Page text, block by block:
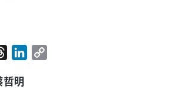
r
哲明